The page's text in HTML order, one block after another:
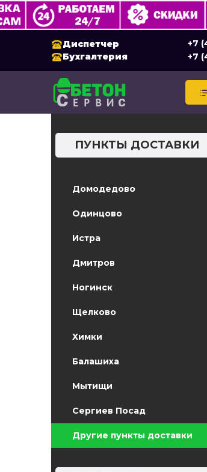
Диспетчер
Бухгалтерия
+7
+7
ПУНКТЫ ДОСТАВКИ
Домодедово
Одинцово
Истра
Дмитров
Ногинск
Щелково
Химки
Балашиха
Мытищи
Сергиев Посад
Другие пункты доставки